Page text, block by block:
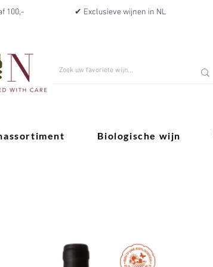
100,- ✔ Exclusieve wijnen in NL
Biologische wijn